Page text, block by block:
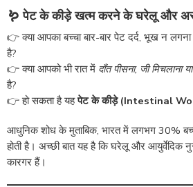
🪱 पेट के कीड़े खत्म करने के घरेलू और
👉 क्या आपका बच्चा बार-बार पेट दर्द, भूख न
है?
👉 क्या आपको भी रात में दाँत पीसना, जी मिचलाना
है?
👉 हो सकता है यहपेट के कीड़े (Intestinal
आधुनिक शोध के मुताबिक, भारत में लगभग 30%
होती है। अच्छी बात यह है कि घरेलू और
कारगर हैं।